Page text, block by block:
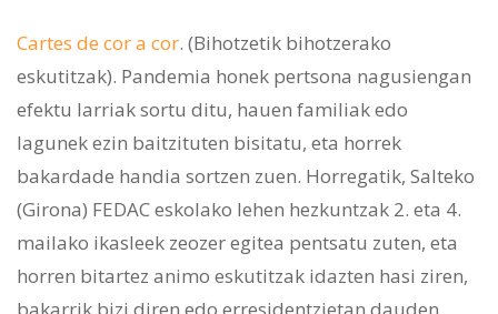
Cartes de cor a cor. (Bihotzetik bihotzerako
eskutitzak). Pandemia honek pertsona nagusiengan
efektu larriak sortu ditu, hauen familiak edo
lagunek ezin baitzituten bisitatu, eta horrek
bakardade handia sortzen zuen. Horregatik, Salteko
(Girona) FEDAC eskolako lehen hezkuntzak 2. eta 4.
mailako ikasleek zeozer egitea pentsatu zuten, eta
horren bitartez animo eskutitzak idazten hasi ziren,